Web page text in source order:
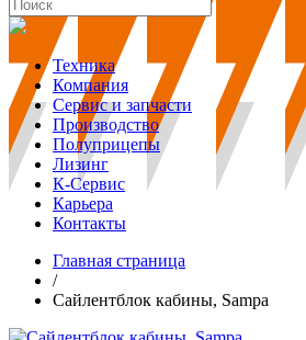
Техника
Компания
Сервис и запчасти
Производство
Полуприцепы
Лизинг
К-Сервис
Карьера
Контакты
Главная страница
/
Сайлентблок кабины, Sampa